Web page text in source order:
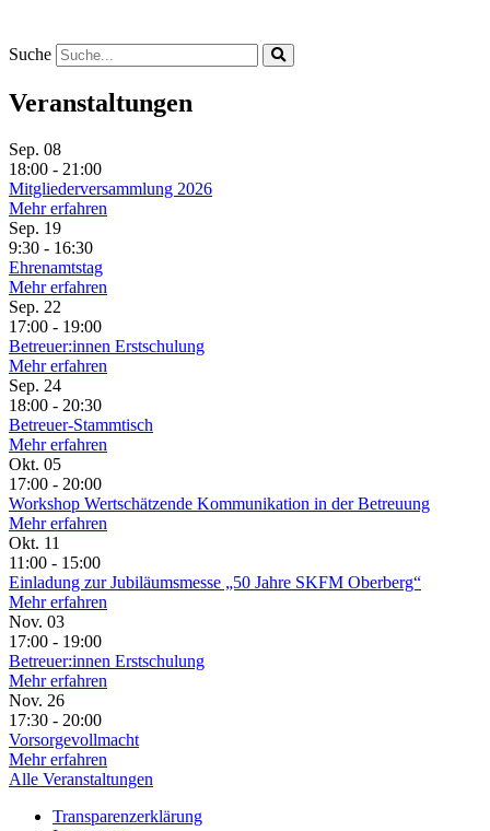
Suche
Veranstaltungen
Sep. 08
18:00 - 21:00
Mitgliederversammlung 2026
Mehr erfahren
Sep. 19
9:30 - 16:30
Ehrenamtstag
Mehr erfahren
Sep. 22
17:00 - 19:00
Betreuer:innen Erstschulung
Mehr erfahren
Sep. 24
18:00 - 20:30
Betreuer-Stammtisch
Mehr erfahren
Okt. 05
17:00 - 20:00
Workshop Wertschätzende Kommunikation in der Betreuung
Mehr erfahren
Okt. 11
11:00 - 15:00
Einladung zur Jubiläumsmesse „50 Jahre SKFM Oberberg“
Mehr erfahren
Nov. 03
17:00 - 19:00
Betreuer:innen Erstschulung
Mehr erfahren
Nov. 26
17:30 - 20:00
Vorsorgevollmacht
Mehr erfahren
Alle Veranstaltungen
Transparenzerklärung